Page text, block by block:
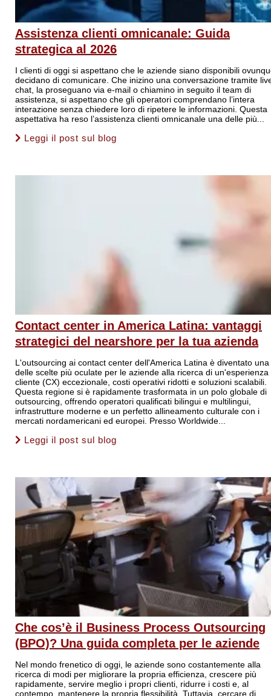
Assistenza clienti omnicanale: Guida
strategica al 2026
I clienti di oggi si aspettano che le aziende siano disponibili
decidano di comunicare. Che inizino una conversazione tramite
chat, la proseguano via e-mail o chiamino in seguito il team di
assistenza, si aspettano che gli operatori comprendano l’intera
interazione senza chiedere loro di ripetere le informazioni. Questa
aspettativa ha reso l’assistenza clienti omnicanale una delle più...
Leggi il post sul blog
Contact center in America Latina: vantaggi
strategici del nearshore per la tua azienda
L'outsourcing ai contact center dell'America Latina è diventato una
delle scelte più oculate per le aziende alla ricerca di un'esperienza
cliente (CX) eccezionale, costi operativi ridotti e soluzioni scalabili.
Questa regione si è rapidamente trasformata in un polo globale di
outsourcing, offrendo operatori qualificati bilingui e multilingui,
infrastrutture moderne e un perfetto allineamento culturale con i
mercati nordamericani ed europei. Presso Worldwide...
Leggi il post sul blog
Che cos’è il Business Process Outsourcing
(BPO)? Una guida completa per le aziende
Nel mondo frenetico di oggi, le aziende sono costantemente alla
ricerca di modi per migliorare la propria efficienza, crescere più
rapidamente, servire meglio i propri clienti, ridurre i costi e, al
contempo, mantenere la propria flessibilità. Tuttavia, cercare di